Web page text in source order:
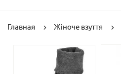
Главная Жіноче взуття